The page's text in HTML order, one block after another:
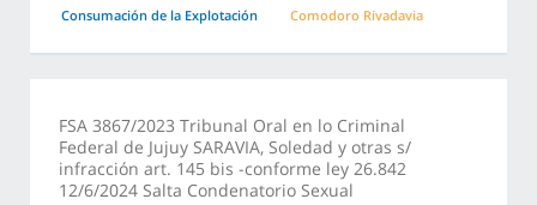
Consumación de la Explotación Comodoro Rivadavia
FSA 3867/2023 Tribunal Oral en lo Criminal
Federal de Jujuy SARAVIA, Soledad y otras s/
infracción art. 145 bis -conforme ley 26.842
12/6/2024 Salta Condenatorio Sexual